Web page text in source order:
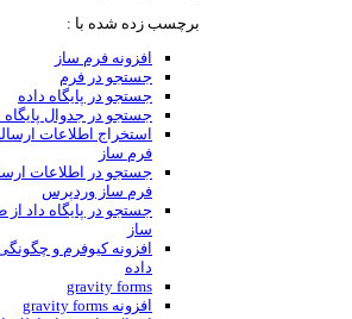
برچسب زده شده با :
افزونه فرم ساز
جستجو در فرم
جستجو در پایگاه داده
جستجو در جدوال پایگاه
استخراج اطلاعات
فرم ساز
جستجو در اطلاعات
فرم ساز وردپرس
جستجو در پایگاه داد از
ساز
افزونه کیوفرم و چگونگی
داده
gravity forms
افزونه gravity forms